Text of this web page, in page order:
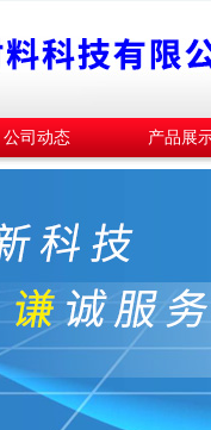
公司动态 产品展